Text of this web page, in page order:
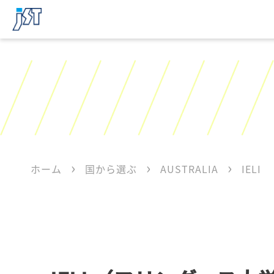
ホーム 国から選ぶ AUSTRALIA IELI